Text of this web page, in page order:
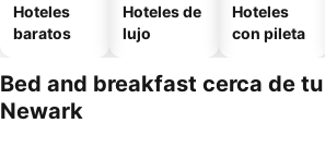
Hoteles
baratos
Hoteles de
lujo
Hoteles
con pileta
Bed and breakfast cerca de
Newark